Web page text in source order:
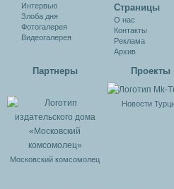
Интервью
Злоба дня
Фотогалерея
Видеогалерея
Cтраницы
О нас
Контакты
Реклама
Архив
Партнеры
Московский комсомолец
Проекты
Новости